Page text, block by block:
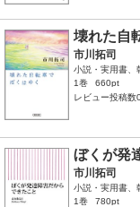
壊れた自
市川拓司
小説・実用書、
1巻
660pt
レビュー投稿数
ぼくが発
市川拓司
小説・実用書、
1巻
780pt